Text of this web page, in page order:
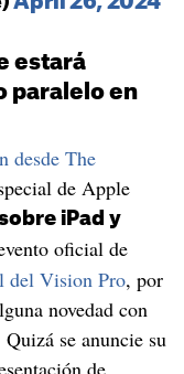
estará
paralelo en
desde The
de Apple
iPad y
oficial de
del Vision Pro, por
novedad con
se anuncie su
de